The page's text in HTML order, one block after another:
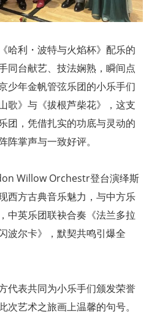
哈利・波特与火焰杯》配乐的
同台献艺、技法娴熟，瞬间点
少年金帆管弦乐团的小乐手们
歌》与《拔根芦柴花》，这支
团，凭借扎实的功底与灵动的
掌声与一致好评。
Willow Orchestr登台演绎斯
西方古典音乐魅力，与中方乐
中英乐团联袂合奏《法兰多拉
波尔卡》，默契共鸣引爆全
代表共同为小乐手们颁发荣誉
艺术之旅画上温馨的句号。